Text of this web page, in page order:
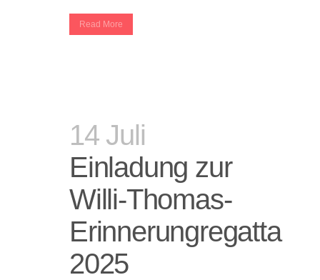
Read More
14 Juli
Einladung zur
Willi-Thomas-
Erinnerungregatta
2025